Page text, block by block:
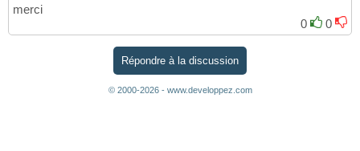
merci
0
0
Répondre à la discussion
© 2000-2026 - www.developpez.com